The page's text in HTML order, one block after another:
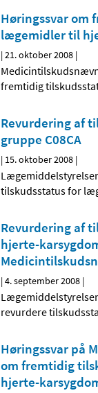
Høringssvar om
lægemidler til
|21. oktober 2008 |
fremtidig
Revurdering af
gruppe C08CA
| 15. oktober 2008 |
tilskudsstatus for
Revurdering af
hjerte-
|4. september 2008 |
revurdere
Høringssvar på
om fremtidig
hjerte-